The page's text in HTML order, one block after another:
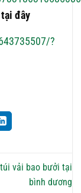
đây
?
vải bao bưởi tại
bình dương